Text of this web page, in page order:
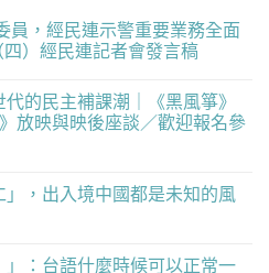
員，經民連示警重要業務全面
）經民連記者會發言稿
的民主補課潮｜《黑風箏》
放映與映後座談／歡迎報名參
」，出入境中國都是未知的風
」：台語什麼時候可以正常一